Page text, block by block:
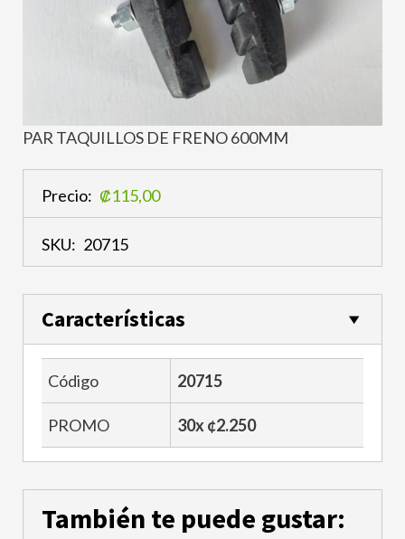
PAR TAQUILLOS DE FRENO 600MM
Precio: ₡115,00
SKU: 20715
Características
Código 20715
PROMO 30x ¢2.250
También te puede gustar: